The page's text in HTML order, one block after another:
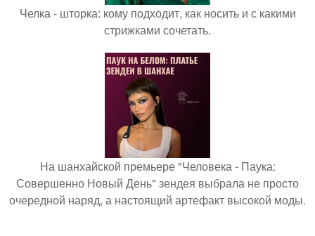
Челка - шторка: кому подходит, как носить и с какими
стрижками сочетать.
На шанхайской премьере "Человека - Паука:
Совершенно Новый День" зендея выбрала не просто
очередной наряд, а настоящий артефакт высокой моды.